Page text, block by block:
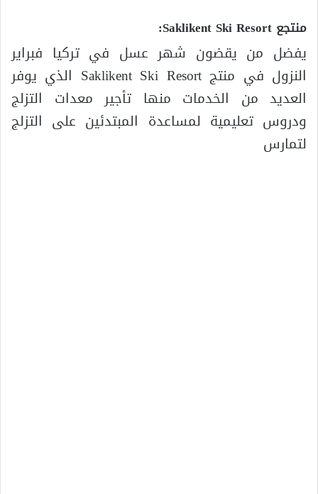
منتجع Saklikent Ski Resort:
يفضل من يقضون شهر عسل في تركيا فبراير
النزول في منتج Saklikent Ski Resort الذي يوفر
العديد من الخدمات منها تأجير معدات التزلج
ودروس تعليمية لمساعدة المبتدئين على التزلج
لتمارس